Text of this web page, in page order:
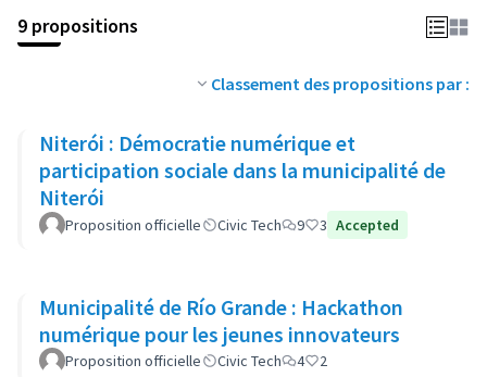
9 propositions
Classement des propositions par :
Niterói : Démocratie numérique et
participation sociale dans la municipalité de
Niterói
Proposition officielle Civic Tech 9 3 Accepted
Municipalité de Río Grande : Hackathon
numérique pour les jeunes innovateurs
Proposition officielle Civic Tech 4 2